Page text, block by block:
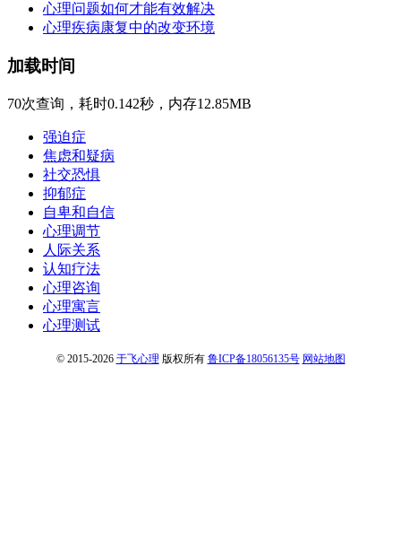
心理问题如何才能有效解决
心理疾病康复中的改变环境
加载时间
70次查询，耗时0.142秒，内存12.85MB
强迫症
焦虑和疑病
社交恐惧
抑郁症
自卑和自信
心理调节
人际关系
认知疗法
心理咨询
心理寓言
心理测试
© 2015-2026 于飞心理 版权所有 鲁ICP备18056135号 网站地图